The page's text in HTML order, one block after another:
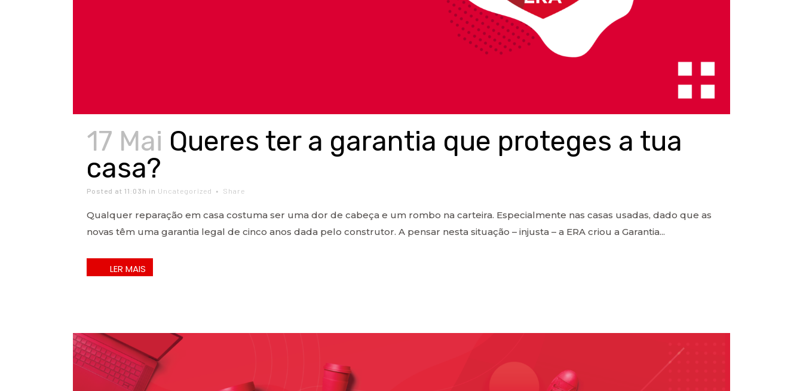
17 Mai Queres ter a garantia que proteges a tua
casa?
Posted at 11:03h in Uncategorized Share
Qualquer reparação em casa costuma ser uma dor de cabeça e um rombo na carteira. Especialmente nas casas usadas, dado que as
novas têm uma garantia legal de cinco anos dada pelo construtor. A pensar nesta situação – injusta – a ERA criou a Garantia...